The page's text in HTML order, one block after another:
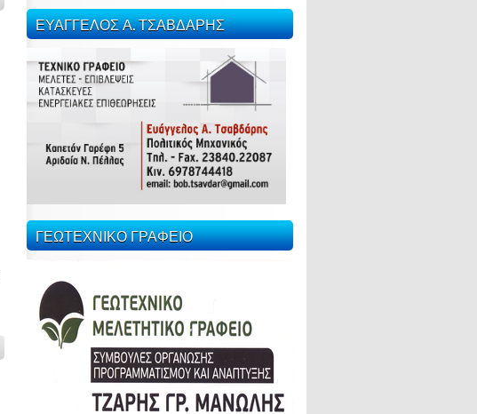
ΕΥΑΓΓΕΛΟΣ Α. ΤΣΑΒΔΑΡΗΣ
ΓΕΩΤΕΧΝΙΚΟ ΓΡΑΦΕΙΟ